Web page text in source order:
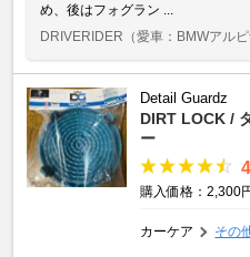
め、後はフォグラン ...
DRIVERIDER （愛車：BMWアル
Detail Guardz
DIRT LOCK /
ー
購入価格：2,300
カーケア その